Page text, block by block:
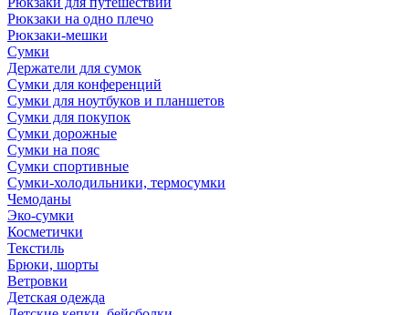
Рюкзаки на одно плечо
Рюкзаки-мешки
Сумки
Держатели для сумок
Сумки для конференций
Сумки для ноутбуков и планшетов
Сумки для покупок
Сумки дорожные
Сумки на пояс
Сумки спортивные
Сумки-холодильники, термосумки
Чемоданы
Эко-сумки
Косметички
Текстиль
Брюки, шорты
Ветровки
Детская одежда